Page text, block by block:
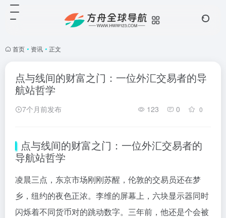
首页 • 资讯 • 正文
点与线间的财富之门：一位外汇交易者的导
航站哲学
7个月前发布 123 0 0
点与线间的财富之门：一位外汇交易者的
导航站哲学
凌晨三点，东京市场刚刚苏醒，伦敦的交易员还在梦
乡，纽约的夜色正浓。李维的屏幕上，六块显示器同时
闪烁着不同货币对的跳动数字。三年前，他还是个会被